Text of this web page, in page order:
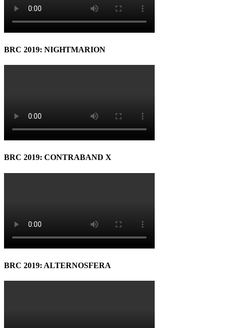
BRC 2019: NIGHTMARION
BRC 2019: CONTRABAND X
BRC 2019: ALTERNOSFERA